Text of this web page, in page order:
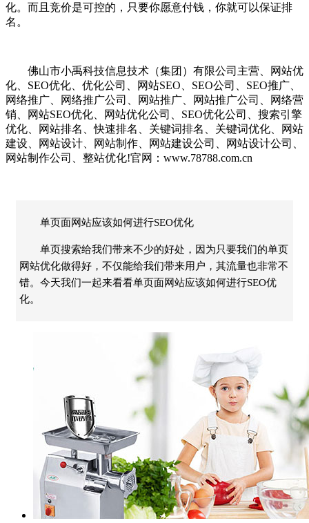
化。而且竞价是可控的，只要你愿意付钱，你就可以保证排
名。
佛山市小禹科技信息技术（集团）有限公司主营、网站优
化、SEO优化、优化公司、网站SEO、SEO公司、SEO推广、
网络推广、网络推广公司、网站推广、网站推广公司、网络营
销、网站SEO优化、网站优化公司、SEO优化公司、搜索引擎
优化、网站排名、快速排名、关键词排名、关键词优化、网站
建设、网站设计、网站制作、网站建设公司、网站设计公司、
网站制作公司、整站优化!官网：www.78788.com.cn
单页面网站应该如何进行SEO优化
单页搜索给我们带来不少的好处，因为只要我们的单页
网站优化做得好，不仅能给我们带来用户，其流量也非常不
错。今天我们一起来看看单页面网站应该如何进行SEO优
化。